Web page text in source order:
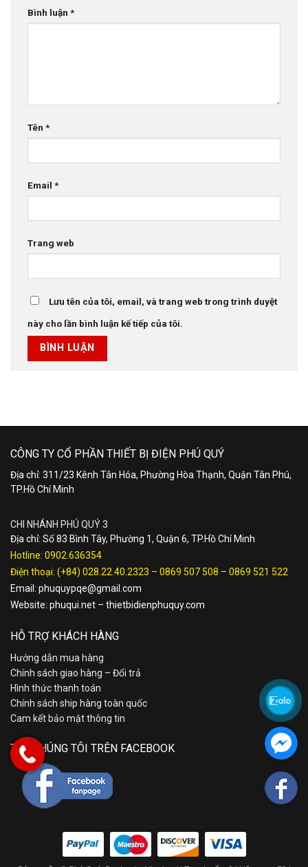
Bình luận *
Tên *
Email *
Trang web
Lưu tên của tôi, email, và trang web trong trình duyệt
này cho lần bình luận kế tiếp của tôi.
CÔNG TY CỔ PHẦN THIẾT BỊ ĐIỆN PHÚ QUÝ
Địa chỉ: 311/23 Kênh Tân Hóa, Phường Hòa Thạnh, Quận Tân Phú,
TP.Hồ Chí Minh
CHI NHÁNH PHÚ QUÝ 3
Địa chỉ: Số 83 Bình Tây, Phường 1, Quận 6, TP.Hồ Chí Minh
Hotline: 0902.636354
Điện thoại: (+84) 028.22.40.2323 – 0869 507 508 – 0869 521 522
Email: phuquypqe@gmail.com
Website: phuqui.net – thietbidienphuquy.com
HỖ TRỢ KHÁCH HÀNG
Hướng dẫn mua hàng
Chính sách giao hàng – Đổi trả
Hình thức thanh toán
Chính sách ship hàng toàn quốc
Cam kết bảo mật thông tin
TÌM CHÚNG TÔI TRÊN FACEBOOK